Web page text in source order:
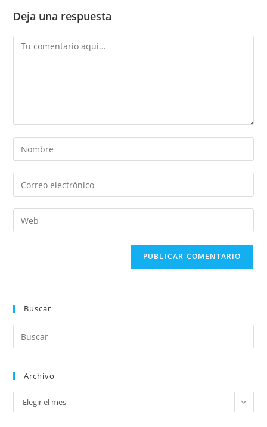
Deja una respuesta
Buscar
Archivo
Elegir el mes